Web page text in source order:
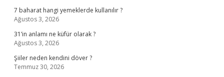
7 baharat hangi yemeklerde kullanılır ?
Ağustos 3, 2026
31’in anlamı ne küfür olarak ?
Ağustos 3, 2026
Şiiler neden kendini döver ?
Temmuz 30, 2026